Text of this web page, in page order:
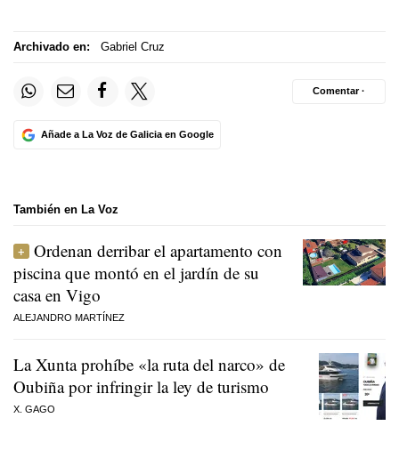
Archivado en: Gabriel Cruz
Añade a La Voz de Galicia en Google
Comentar ·
También en La Voz
Ordenan derribar el apartamento con
piscina que montó en el jardín de su
casa en Vigo
ALEJANDRO MARTÍNEZ
La Xunta prohíbe «la ruta del narco» de
Oubiña por infringir la ley de turismo
X. GAGO